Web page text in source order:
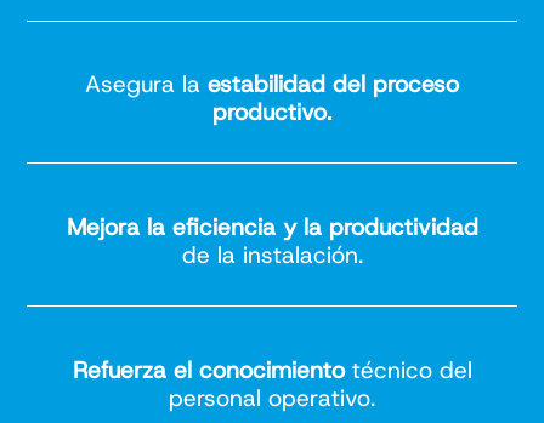
Asegura la estabilidad del proceso
productivo.
Mejora la eficiencia y la productividad
de la instalación.
Refuerza el conocimientotécnico del
personal operativo.